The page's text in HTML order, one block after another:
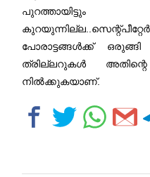
പോരാട്ടങ്ങള്‍ക്ക്
ത്രില്ലറുകള്‍
നില്‍ക്കുകയാണ്.